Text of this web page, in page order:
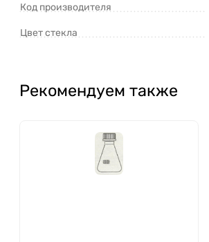
Код производителя
Цвет стекла
Рекомендуем также